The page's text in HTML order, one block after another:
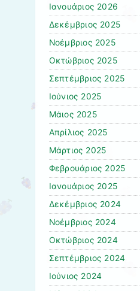
Ιανουάριος 2026
Δεκέμβριος 2025
Νοέμβριος 2025
Οκτώβριος 2025
Σεπτέμβριος 2025
Ιούνιος 2025
Μάιος 2025
Απρίλιος 2025
Μάρτιος 2025
Φεβρουάριος 2025
Ιανουάριος 2025
Δεκέμβριος 2024
Νοέμβριος 2024
Οκτώβριος 2024
Σεπτέμβριος 2024
Ιούνιος 2024